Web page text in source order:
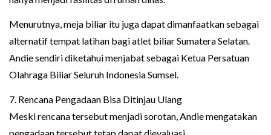
Menurutnya, meja biliar itu juga dapat dimanfaatkan sebagai
alternatif tempat latihan bagi atlet biliar Sumatera Selatan.
Andie sendiri diketahui menjabat sebagai Ketua Persatuan
Olahraga Biliar Seluruh Indonesia Sumsel.
7. Rencana Pengadaan Bisa Ditinjau Ulang
Meski rencana tersebut menjadi sorotan, Andie mengatakan